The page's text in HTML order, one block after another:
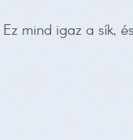
mind igaz a sík,